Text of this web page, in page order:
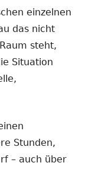
einzelnen
das nicht
steht,
Situation
Stunden,
– auch über